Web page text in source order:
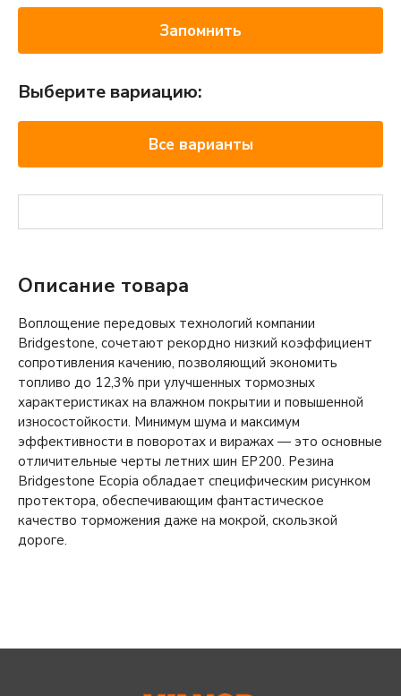
Запомнить
Выберите вариацию:
Все варианты
Описание товара
Воплощение передовых технологий компании
Bridgestone, сочетают рекордно низкий коэффициент
сопротивления качению, позволяющий экономить
топливо до 12,3% при улучшенных тормозных
характеристиках на влажном покрытии и повышенной
износостойкости. Минимум шума и максимум
эффективности в поворотах и виражах — это основные
отличительные черты летних шин EP200. Резина
Bridgestone Ecopia обладает специфическим рисунком
протектора, обеспечивающим фантастическое
качество торможения даже на мокрой, скользкой
дороге.